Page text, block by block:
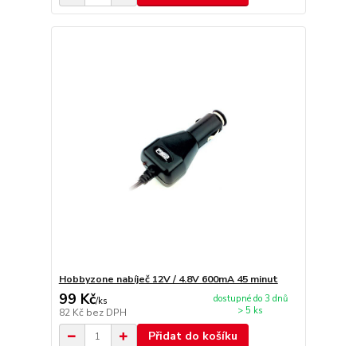
Hobbyzone nabíječ 12V / 4.8V 600mA 45 minut
99 Kč/ks
82 Kč bez DPH
dostupné do 3 dnů
> 5 ks
Přidat do košíku